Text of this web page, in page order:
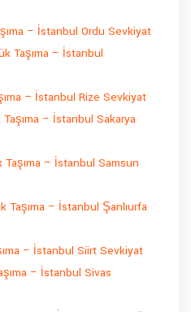
– İstanbul Ordu Sevkiyat
Taşıma – İstanbul
– İstanbul Rize Sevkiyat
– İstanbul Sakarya
– İstanbul Samsun
Taşıma – İstanbul Şanlıurfa
– İstanbul Siirt Sevkiyat
– İstanbul Sivas